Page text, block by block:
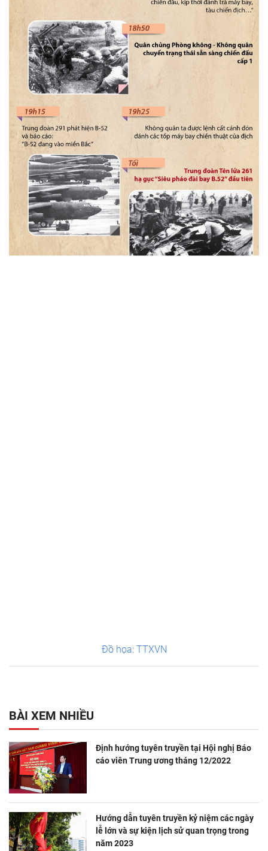
Đồ họa: TTXVN
BÀI XEM NHIỀU
Định hướng tuyên truyền tại Hội nghị Báo
cáo viên Trung ương tháng 12/2022
Hướng dẫn tuyên truyền kỷ niệm các ngày
lễ lớn và sự kiện lịch sử quan trọng trong
năm 2023